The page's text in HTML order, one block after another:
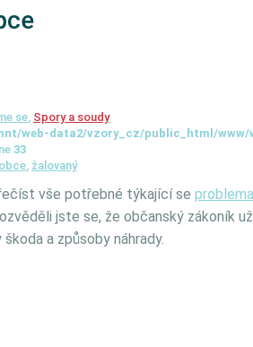
se, Spory a soudy
web-data2/vzory_cz/public_html/www/
33
, žalovaný
vše potřebné týkající se
jste se, že občanský zákoník
a způsoby náhrady.